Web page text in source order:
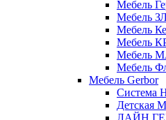
Мебель
Мебель
Мебель
Мебель
Мебель
Мебель
Мебель Gerbor
Cистема
Детская
ЛАЙН